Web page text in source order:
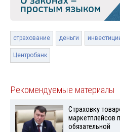
страхование деньги
Центробанк
Рекомендуемые материалы
Страховку
маркетплейсов
обязательной